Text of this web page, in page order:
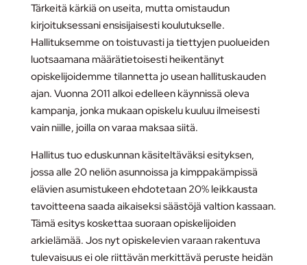
Tärkeitä kärkiä on useita, mutta omistaudun
kirjoituksessani ensisijaisesti koulutukselle.
Hallituksemme on toistuvasti ja tiettyjen puolueiden
luotsaamana määrätietoisesti heikentänyt
opiskelijoidemme tilannetta jo usean hallituskauden
ajan. Vuonna 2011 alkoi edelleen käynnissä oleva
kampanja, jonka mukaan opiskelu kuuluu ilmeisesti
vain niille, joilla on varaa maksaa siitä.
Hallitus tuo eduskunnan käsiteltäväksi esityksen,
jossa alle 20 neliön asunnoissa ja kimppakämpissä
elävien asumistukeen ehdotetaan 20% leikkausta
tavoitteena saada aikaiseksi säästöjä valtion kassaan.
Tämä esitys koskettaa suoraan opiskelijoiden
arkielämää. Jos nyt opiskelevien varaan rakentuva
tulevaisuus ei ole riittävän merkittävä peruste heidän